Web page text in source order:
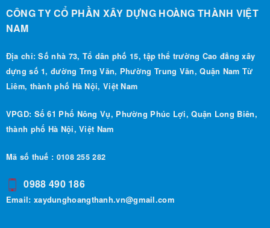
CÔNG TY CỔ PHẦN XÂY DỰNG HOÀNG THÀNH VIỆT
NAM
Địa chỉ: Số nhà 73, Tổ dân phố 15, tập thể trường Cao đẳng xây
dựng số 1, đường Trng Văn, Phường Trung Văn, Quận Nam Từ
Liêm, thành phố Hà Nội, Việt Nam
VPGD: Số 61 Phố Nông Vụ, Phường Phúc Lợi, Quận Long Biên,
thành phố Hà Nội, Việt Nam
Mã số thuế : 0108 255 282
0988 490 186
Email: xaydunghoangthanh.vn@gmail.com